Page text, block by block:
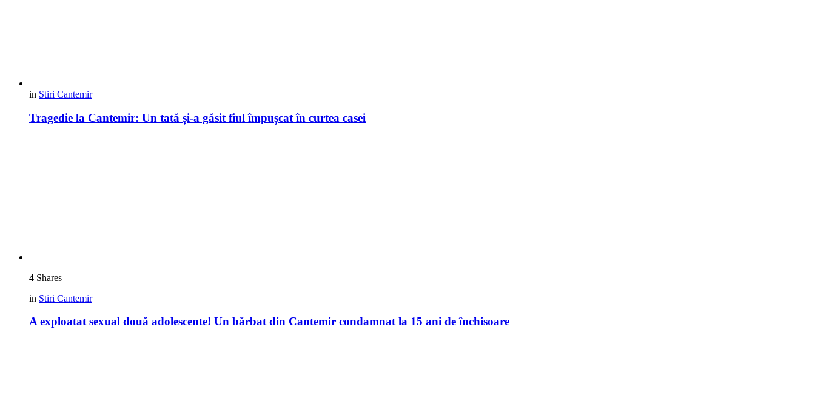
in Stiri Cantemir
Tragedie la Cantemir: Un tată și-a găsit fiul împușcat în curtea casei
4 Shares
in Stiri Cantemir
A exploatat sexual două adolescente! Un bărbat din Cantemir condamnat la 15 ani de închisoare